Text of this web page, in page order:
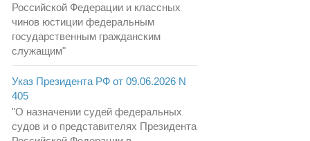
Российской Федерации и классных
чинов юстиции федеральным
государственным гражданским
служащим"
Указ Президента РФ от 09.06.2026 N
405
"О назначении судей федеральных
судов и о представителях Президента